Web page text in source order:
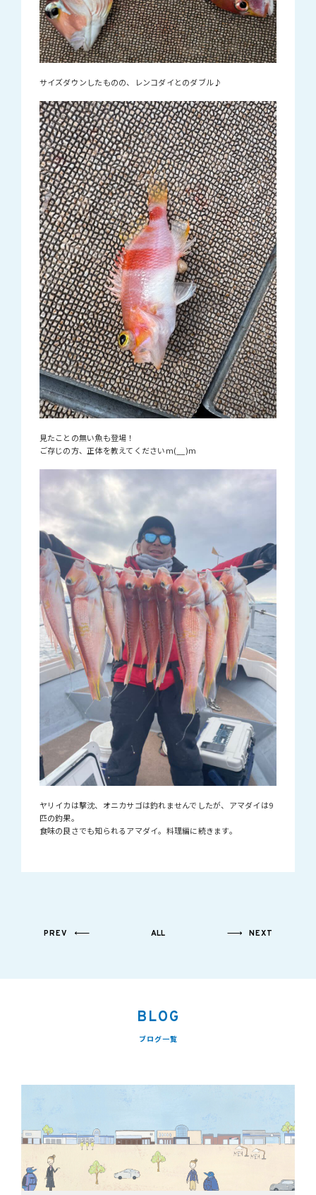
サイズダウンしたものの、レンコダイとのダブル♪
見たことの無い魚も登場！
ご存じの方、正体を教えてくださいm(__)m
ヤリイカは撃沈、オニカサゴは釣れませんでしたが、アマダイは9
匹の釣果。
食味の良さでも知られるアマダイ。料理編に続きます。
PREV ALL NEXT
BLOG
ブログ一覧